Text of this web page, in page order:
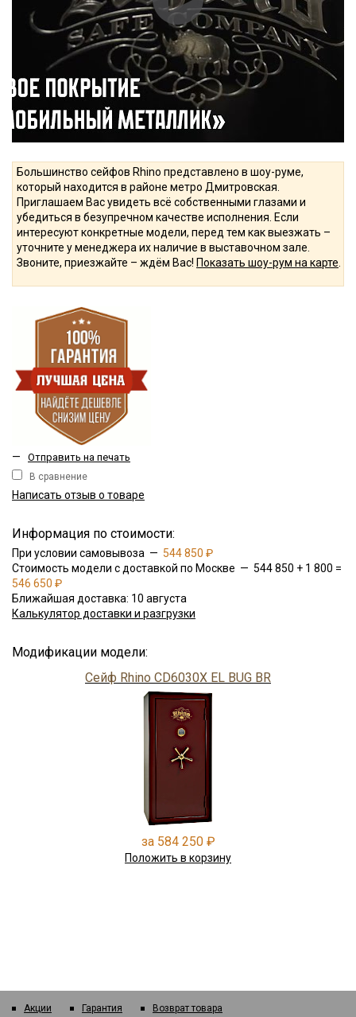
Большинство сейфов Rhino представлено в шоу-руме,
который находится в районе метро Дмитровская.
Приглашаем Вас увидеть всё собственными глазами и
убедиться в безупречном качестве исполнения. Если
интересуют конкретные модели, перед тем как выезжать –
уточните у менеджера их наличие в выставочном зале.
Звоните, приезжайте – ждём Вас! Показать шоу-рум на карте
— Отправить на печать
В сравнение
Написать отзыв о товаре
Информация по стоимости:
При условии самовывоза — 544 850 ₽
Стоимость модели с доставкой по Москве — 544 850 + 1 800 =
546 650 ₽
Ближайшая доставка: 10 августа
Калькулятор доставки и разгрузки
Модификации модели:
Сейф Rhino CD6030X EL BUG BR
за 584 250 ₽
Положить в корзину
Акции Гарантия Возврат товара